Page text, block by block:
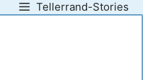
Tellerrand-Stories